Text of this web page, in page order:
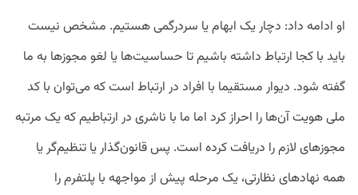
او ادامه داد: دچار یک ابهام یا سردرگمی هستیم. مشخص نیست
باید با کجا ارتباط داشته باشیم تا حساسیت‌ها یا لغو مجوز‌ها به ما
گفته شود. دیوار مستقیما با افراد در ارتباط است که می‌توان با کد
ملی هویت آن‌ها را احراز کرد اما ما با ناشری در ارتباطیم که یک مرتبه
مجوزهای لازم را دریافت کرده است. پس قانون‌گذار یا تنظیم‌گر یا
همه نهادهای نظارتی، یک مرحله پیش از مواجهه با پلتفرم را